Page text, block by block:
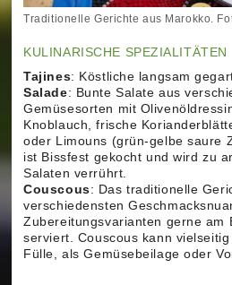
Traditionelle Gerichte aus Marokko.
KULINARISCHE SPEZIALITÄTEN
Tajines: Köstliche langsam
Salade: Bunte Salate aus
Gemüsesorten mit
Knoblauch, frische
oder Limouns (grün-gelbe saure
ist Bissfest gekocht und wird zu
Salaten verrührt.
Couscous: Das traditionelle
verschiedensten
Zubereitungsvarianten gerne am
serviert. Couscous kann
Fülle, als Gemüsebeilage oder